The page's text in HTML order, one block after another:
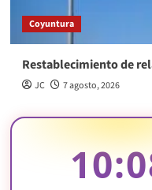
Coyuntura
Restablecimiento de
JC 7 agosto, 2026